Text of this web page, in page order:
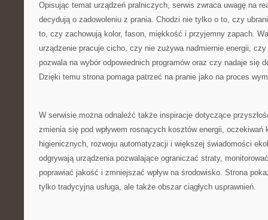
Opisując temat urządzeń pralniczych, serwis zwraca uwagę na
decydują o zadowoleniu z prania. Chodzi nie tylko o to, czy
to, czy zachowują kolor, fason, miękkość i przyjemny zapach.
urządzenie pracuje cicho, czy nie zużywa nadmiernie energii, czy
pozwala na wybór odpowiednich programów oraz czy nadaje się
Dzięki temu strona pomaga patrzeć na pranie jako na proces
W serwisie można odnaleźć także inspiracje dotyczące
zmienia się pod wpływem rosnących kosztów energii, oczekiwań
higienicznych, rozwoju automatyzacji i większej świadomości
odgrywają urządzenia pozwalające ograniczać straty,
poprawiać jakość i zmniejszać wpływ na środowisko. Strona
tylko tradycyjna usługa, ale także obszar ciągłych usprawnień.